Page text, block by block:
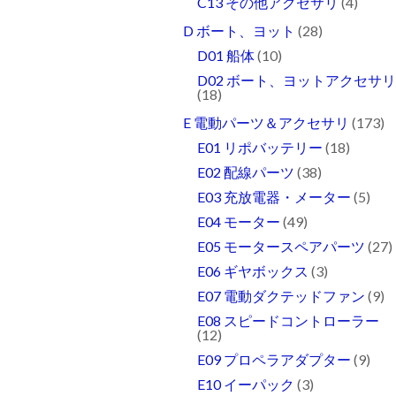
D ボート、ヨット (28)
D01 船体(10)
D02 ボート、ヨットアクセサリ
(18)
E 電動パーツ＆アクセサリ (173)
E01 リポバッテリー (18)
E02 配線パーツ (38)
E03 充放電器・メーター (5)
E04 モーター (49)
E05 モータースペアパーツ (27)
E06 ギヤボックス (3)
E07 電動ダクテッドファン (9)
E08 スピードコントローラー
(12)
E09 プロペラアダプター (9)
E10 イーパック (3)